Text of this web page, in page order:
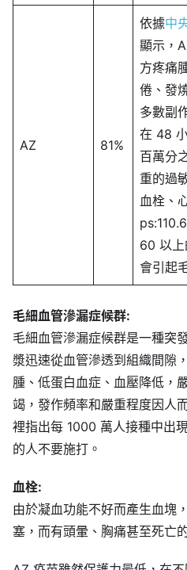
AZ 81%
依據中
顯示，
方疼痛
倦、發
多數副
在 48
百萬分
重的過
血栓、
60 以
會引起
毛細血管滲漏症候群:
毛細血管滲漏症候群是一種突
漿迅速從血管滲透到組織間隙
腫、低蛋白血症、血壓降低，
竭，發作頻率和嚴重程度因人
裡指出每 1000 萬人接種中出
的人不要施打。
血栓:
由於凝血功能不好而產生血塊
塞，而有頭暈、胸痛甚至死亡